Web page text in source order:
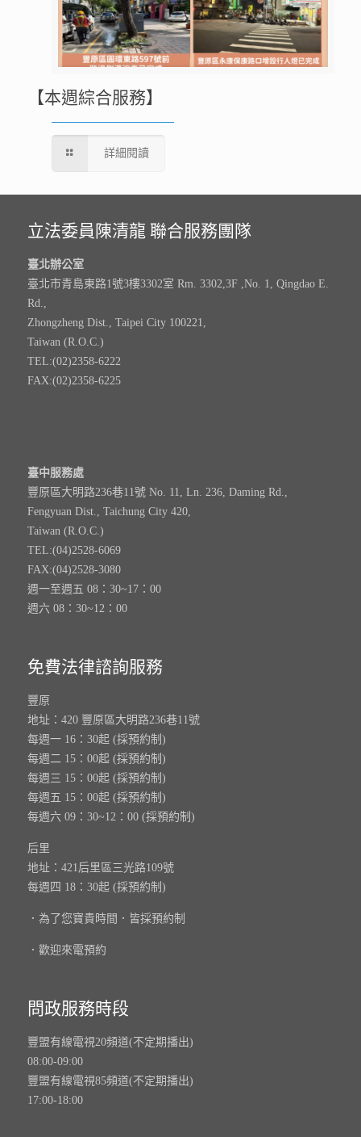
【本週綜合服務】
詳細閱讀
立法委員陳清龍 聯合服務團隊
臺北辦公室
臺北市青島東路1號3樓3302室 Rm. 3302,3F ,No. 1, Qingdao E.
Rd.,
Zhongzheng Dist., Taipei City 100221,
Taiwan (R.O.C.)
TEL:(02)2358-6222
FAX:(02)2358-6225
臺中服務處
豐原區大明路236巷11號 No. 11, Ln. 236, Daming Rd.,
Fengyuan Dist., Taichung City 420,
Taiwan (R.O.C.)
TEL:(04)2528-6069
FAX:(04)2528-3080
週一至週五 08：30~17：00
週六 08：30~12：00
免費法律諮詢服務
豐原
地址：420 豐原區大明路236巷11號
每週一 16：30起 (採預約制)
每週二 15：00起 (採預約制)
每週三 15：00起 (採預約制)
每週五 15：00起 (採預約制)
每週六 09：30~12：00 (採預約制)
后里
地址：421后里區三光路109號
每週四 18：30起 (採預約制)
．為了您寶貴時間．皆採預約制
．歡迎來電預約
問政服務時段
豐盟有線電視20頻道(不定期播出)
08:00-09:00
豐盟有線電視85頻道(不定期播出)
17:00-18:00